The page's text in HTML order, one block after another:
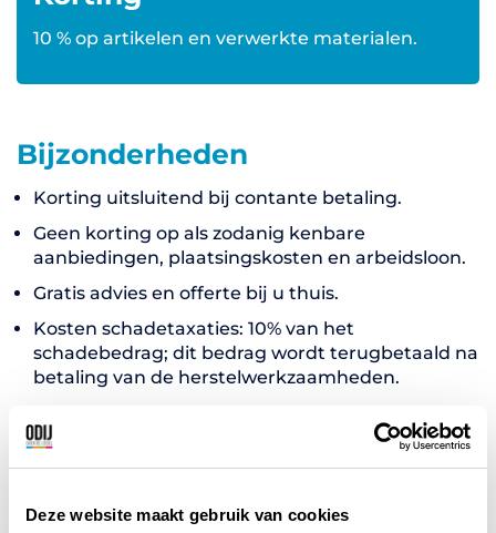
Deze website maakt gebruik van cookies
10 % op artikelen en verwerkte materialen.
Bijzonderheden
Korting uitsluitend bij contante betaling.
Geen korting op als zodanig kenbare
aanbiedingen, plaatsingskosten en arbeidsloon.
Gratis advies en offerte bij u thuis.
Kosten schadetaxaties: 10% van het
schadebedrag; dit bedrag wordt terugbetaald na
betaling van de herstelwerkzaamheden.